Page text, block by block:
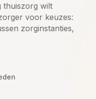
thuiszorg wilt
voor keuzes:
zorginstanties,